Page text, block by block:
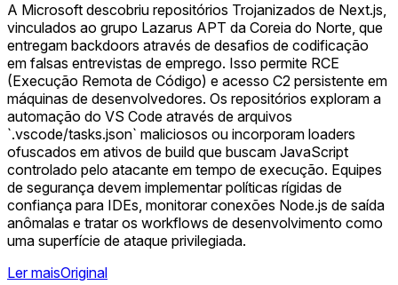
A Microsoft descobriu repositórios Trojanizados de Next.js,
vinculados ao grupo Lazarus APT da Coreia do Norte, que
entregam backdoors através de desafios de codificação
em falsas entrevistas de emprego. Isso permite RCE
(Execução Remota de Código) e acesso C2 persistente em
máquinas de desenvolvedores. Os repositórios exploram a
automação do VS Code através de arquivos
`.vscode/tasks.json` maliciosos ou incorporam loaders
ofuscados em ativos de build que buscam JavaScript
controlado pelo atacante em tempo de execução. Equipes
de segurança devem implementar políticas rígidas de
confiança para IDEs, monitorar conexões Node.js de saída
anômalas e tratar os workflows de desenvolvimento como
uma superfície de ataque privilegiada. ️
Ler maisOriginal